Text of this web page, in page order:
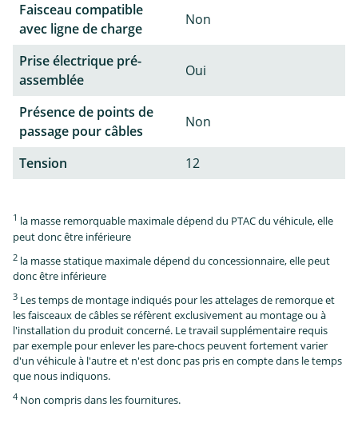
Faisceau compatible
avec ligne de charge
Non
Prise électrique pré-
assemblée
Oui
Présence de points de
passage pour câbles
Non
Tension 12
1 la masse remorquable maximale dépend du PTAC du véhicule, elle
peut donc être inférieure
2 la masse statique maximale dépend du concessionnaire, elle peut
donc être inférieure
3 Les temps de montage indiqués pour les attelages de remorque et
les faisceaux de câbles se réfèrent exclusivement au montage ou à
l'installation du produit concerné. Le travail supplémentaire requis
par exemple pour enlever les pare-chocs peuvent fortement varier
d'un véhicule à l'autre et n'est donc pas pris en compte dans le temps
que nous indiquons.
4 Non compris dans les fournitures.